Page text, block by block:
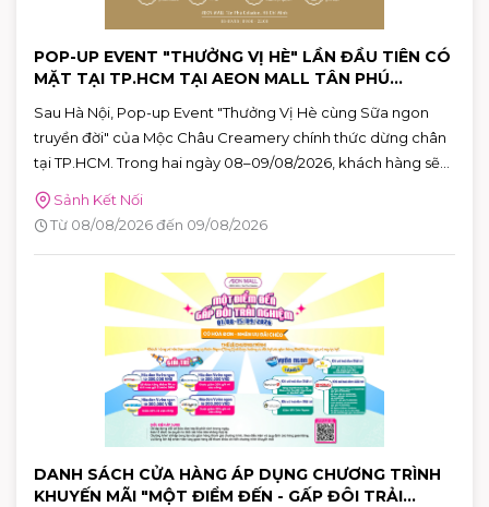
POP-UP EVENT "THƯỞNG VỊ HÈ" LẦN ĐẦU TIÊN CÓ
MẶT TẠI TP.HCM TẠI AEON MALL TÂN PHÚ
Sau Hà Nội, Pop-up Event "Thưởng Vị Hè cùng Sữa ngon
truyền đời" của Mộc Châu Creamery chính thức dừng chân
tại TP.HCM. Trong hai ngày 08–09/08/2026, khách hàng sẽ
có cơ hội khám phá những hương vị mùa hè độc đáo, tham
gia nhiều hoạt động tương tác thú vị và nhận quà tặng phiên
bản giới hạn tại AEON MALL Tân Phú Celadon.
Sảnh Kết Nối
Từ 08/08/2026 đến 09/08/2026
DANH SÁCH CỬA HÀNG ÁP DỤNG CHƯƠNG TRÌNH
KHUYẾN MÃI "MỘT ĐIỂM ĐẾN - GẤP ĐÔI TRẢI